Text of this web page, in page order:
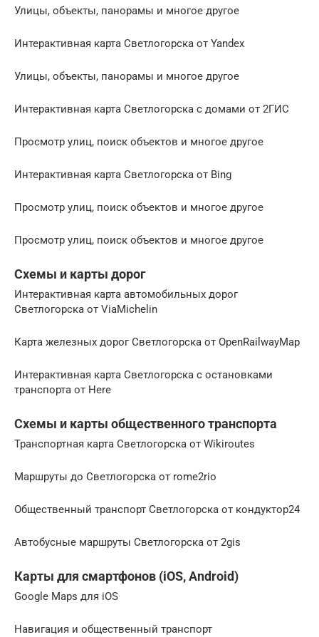
Улицы, объекты, панорамы и многое другое
Интерактивная карта Светлогорска от Yandex
Улицы, объекты, панорамы и многое другое
Интерактивная карта Светлогорска с домами от 2ГИС
Просмотр улиц, поиск объектов и многое другое
Интерактивная карта Светлогорска от Bing
Просмотр улиц, поиск объектов и многое другое
Просмотр улиц, поиск объектов и многое другое
Схемы и карты дорог
Интерактивная карта автомобильных дорог
Светлогорска от ViaMichelin
Карта железных дорог Светлогорска от OpenRailwayMap
Интерактивная карта Светлогорска с остановками
транспорта от Here
Схемы и карты общественного транспорта
Транспортная карта Светлогорска от Wikiroutes
Маршруты до Светлогорска от rome2rio
Общественный транспорт Светлогорска от кондуктор24
Автобусные маршруты Светлогорска от 2gis
Карты для смартфонов (iOS, Android)
Google Maps для iOS
Навигация и общественный транспорт